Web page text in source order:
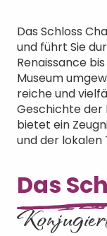
Das Schloss
und führt Sie
Renaissance
Museum
reiche und
Geschichte der
bietet ein
und der lokalen
Das
Konjugiert